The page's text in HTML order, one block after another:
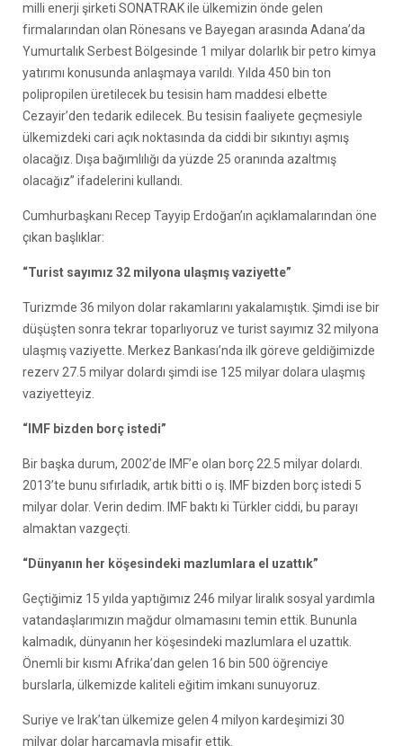
milli enerji şirketi SONATRAK ile ülkemizin önde gelen
firmalarından olan Rönesans ve Bayegan arasında Adana’da
Yumurtalık Serbest Bölgesinde 1 milyar dolarlık bir petro kimya
yatırımı konusunda anlaşmaya varıldı. Yılda 450 bin ton
polipropilen üretilecek bu tesisin ham maddesi elbette
Cezayir’den tedarik edilecek. Bu tesisin faaliyete geçmesiyle
ülkemizdeki cari açık noktasında da ciddi bir sıkıntıyı aşmış
olacağız. Dışa bağımlılığı da yüzde 25 oranında azaltmış
olacağız” ifadelerini kullandı.
Cumhurbaşkanı Recep Tayyip Erdoğan’ın açıklamalarından öne
çıkan başlıklar:
“Turist sayımız 32 milyona ulaşmış vaziyette”
Turizmde 36 milyon dolar rakamlarını yakalamıştık. Şimdi ise bir
düşüşten sonra tekrar toparlıyoruz ve turist sayımız 32 milyona
ulaşmış vaziyette. Merkez Bankası’nda ilk göreve geldiğimizde
rezerv 27.5 milyar dolardı şimdi ise 125 milyar dolara ulaşmış
vaziyetteyiz.
“IMF bizden borç istedi”
Bir başka durum, 2002’de IMF’e olan borç 22.5 milyar dolardı.
2013’te bunu sıfırladık, artık bitti o iş. IMF bizden borç istedi 5
milyar dolar. Verin dedim. IMF baktı ki Türkler ciddi, bu parayı
almaktan vazgeçti.
“Dünyanın her köşesindeki mazlumlara el uzattık”
Geçtiğimiz 15 yılda yaptığımız 246 milyar liralık sosyal yardımla
vatandaşlarımızın mağdur olmamasını temin ettik. Bununla
kalmadık, dünyanın her köşesindeki mazlumlara el uzattık.
Önemli bir kısmı Afrika’dan gelen 16 bin 500 öğrenciye
burslarla, ülkemizde kaliteli eğitim imkanı sunuyoruz.
Suriye ve Irak’tan ülkemize gelen 4 milyon kardeşimizi 30
milyar dolar harcamayla misafir ettik.